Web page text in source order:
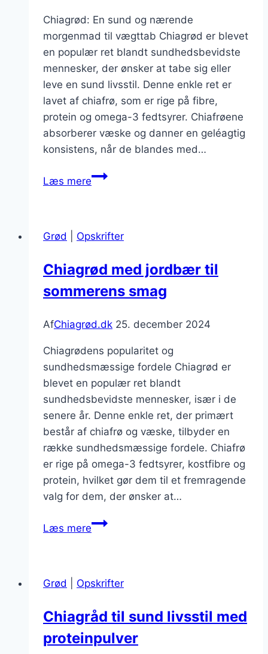
Chiagrød: En sund og nærende
morgenmad til vægttab Chiagrød er blevet
en populær ret blandt sundhedsbevidste
mennesker, der ønsker at tabe sig eller
leve en sund livsstil. Denne enkle ret er
lavet af chiafrø, som er rige på fibre,
protein og omega-3 fedtsyrer. Chiafrøene
absorberer væske og danner en geléagtig
konsistens, når de blandes med…
Læs mereChiagrød
sund
Grød Opskrifter
Chiagrød med jordbær til
sommerens smag
AfChiagrød.dk 25. december 2024
Chiagrødens popularitet og
sundhedsmæssige fordele Chiagrød er
blevet en populær ret blandt
sundhedsbevidste mennesker, især i de
senere år. Denne enkle ret, der primært
består af chiafrø og væske, tilbyder en
række sundhedsmæssige fordele. Chiafrø
er rige på omega-3 fedtsyrer, kostfibre og
protein, hvilket gør dem til et fremragende
valg for dem, der ønsker at…
Læs mereChiagrød
sommerens
Grød Opskrifter
Chiagråd til sund livsstil med
proteinpulver